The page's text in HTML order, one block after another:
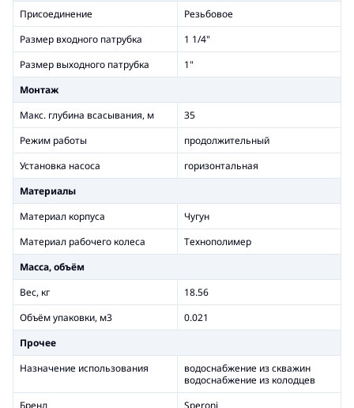
Присоединение
Резьбовое
Размер входного патрубка
1 1/4"
Размер выходного патрубка
1"
Монтаж
Макс. глубина всасывания, м
35
Режим работы
продолжительный
Установка насоса
горизонтальная
Материалы
Материал корпуса
Чугун
Материал рабочего колеса
Технополимер
Масса, объём
Вес, кг
18.56
Объём упаковки, м3
0.021
Прочее
Назначение использования
водоснабжение из скважин
водоснабжение из колодцев
Бренд
Speroni